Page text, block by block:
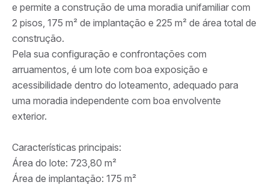
e permite a construção de uma moradia unifamiliar com
2 pisos, 175 m² de implantação e 225 m² de área total de
construção.
Pela sua configuração e confrontações com
arruamentos, é um lote com boa exposição e
acessibilidade dentro do loteamento, adequado para
uma moradia independente com boa envolvente
exterior.
Características principais:
Área do lote: 723,80 m²
Área de implantação: 175 m²